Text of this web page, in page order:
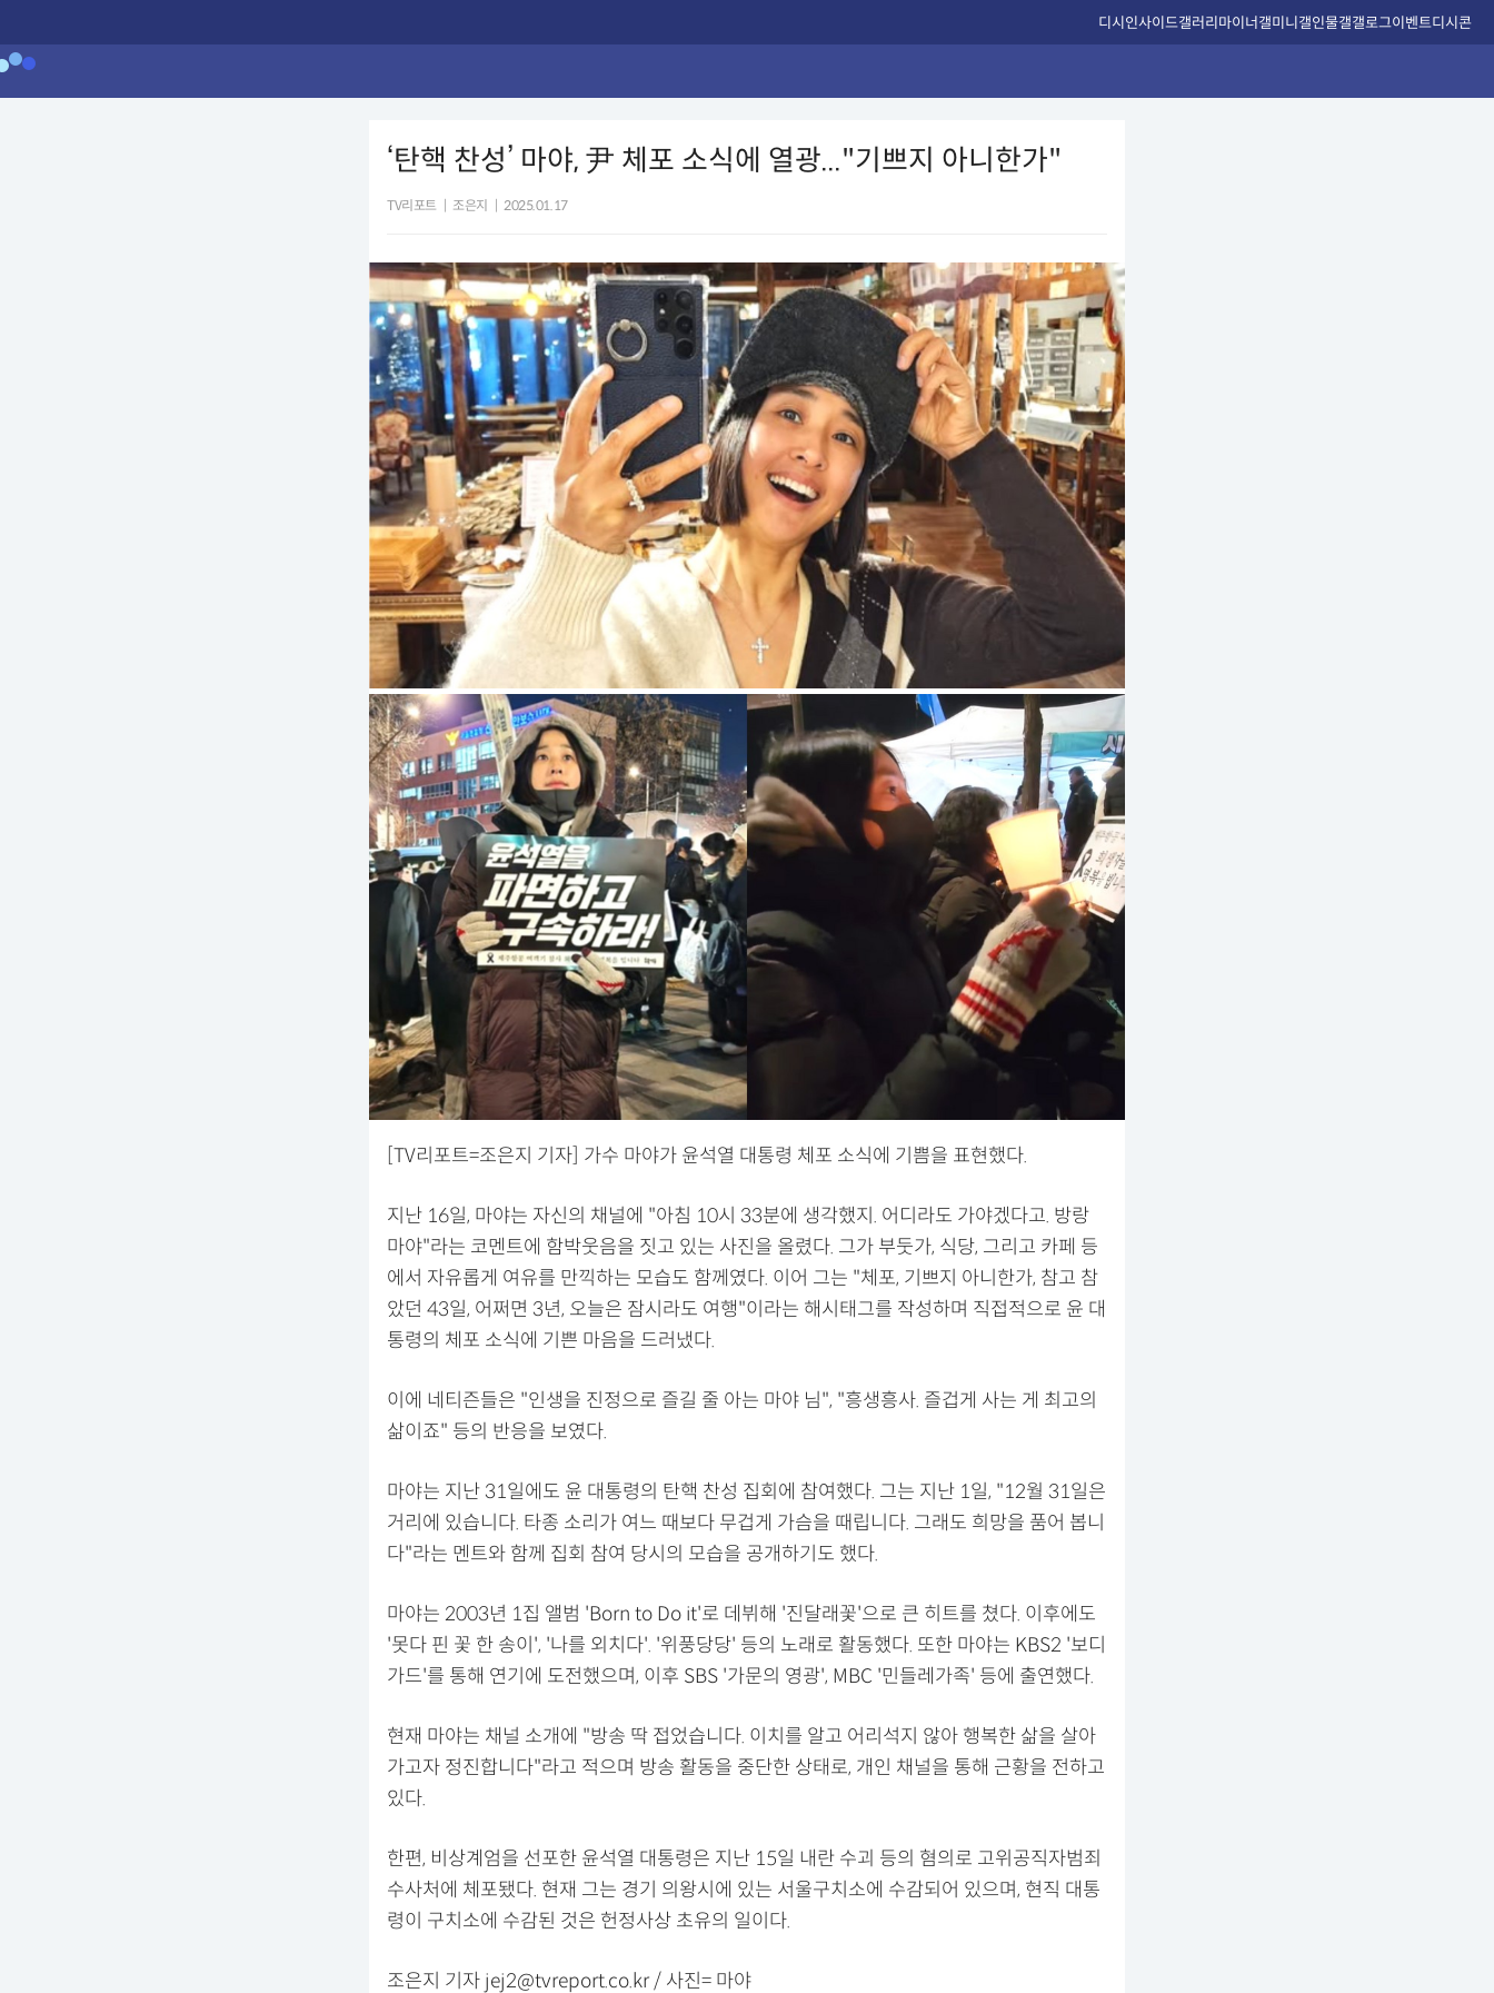
디시인사이드갤러리마이너갤미니갤인물갤갤로그이벤트디시콘
‘탄핵 찬성’ 마야, 尹 체포 소식에 열광..."기쁘지 아니한가"
TV리포트 조은지 2025.01.17
[TV리포트=조은지 기자] 가수 마야가 윤석열 대통령 체포 소식에 기쁨을 표현했다.
지난 16일, 마야는 자신의 채널에 "아침 10시 33분에 생각했지. 어디라도 가야겠다고. 방랑
마야"라는 코멘트에 함박웃음을 짓고 있는 사진을 올렸다. 그가 부둣가, 식당, 그리고 카페 등
에서 자유롭게 여유를 만끽하는 모습도 함께였다. 이어 그는 "체포, 기쁘지 아니한가, 참고 참
았던 43일, 어쩌면 3년, 오늘은 잠시라도 여행"이라는 해시태그를 작성하며 직접적으로 윤 대
통령의 체포 소식에 기쁜 마음을 드러냈다.
이에 네티즌들은 "인생을 진정으로 즐길 줄 아는 마야 님", "흥생흥사. 즐겁게 사는 게 최고의
삶이죠" 등의 반응을 보였다.
마야는 지난 31일에도 윤 대통령의 탄핵 찬성 집회에 참여했다. 그는 지난 1일, "12월 31일은
거리에 있습니다. 타종 소리가 여느 때보다 무겁게 가슴을 때립니다. 그래도 희망을 품어 봅니
다"라는 멘트와 함께 집회 참여 당시의 모습을 공개하기도 했다.
마야는 2003년 1집 앨범 'Born to Do it'로 데뷔해 '진달래꽃'으로 큰 히트를 쳤다. 이후에도
'못다 핀 꽃 한 송이', '나를 외치다'. '위풍당당' 등의 노래로 활동했다. 또한 마야는 KBS2 '보디
가드'를 통해 연기에 도전했으며, 이후 SBS '가문의 영광', MBC '민들레가족' 등에 출연했다.
현재 마야는 채널 소개에 "방송 딱 접었습니다. 이치를 알고 어리석지 않아 행복한 삶을 살아
가고자 정진합니다"라고 적으며 방송 활동을 중단한 상태로, 개인 채널을 통해 근황을 전하고
있다.
한편, 비상계엄을 선포한 윤석열 대통령은 지난 15일 내란 수괴 등의 혐의로 고위공직자범죄
수사처에 체포됐다. 현재 그는 경기 의왕시에 있는 서울구치소에 수감되어 있으며, 현직 대통
령이 구치소에 수감된 것은 헌정사상 초유의 일이다.
조은지 기자 jej2@tvreport.co.kr / 사진= 마야